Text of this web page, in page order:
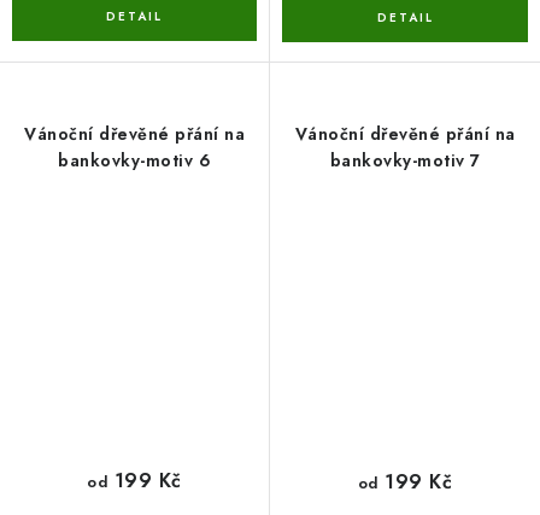
Vánoční dřevěné přání na
bankovky-motiv 6
od 199 Kč
Vánoční dřevěné přání na
bankovky-motiv 7
od 199 Kč